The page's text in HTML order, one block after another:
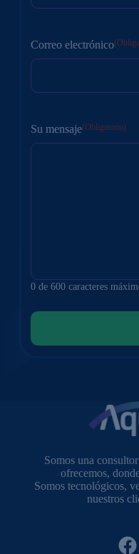
lugar
Correo electrónico
Su mensaje(Obligatorio)
0 de 600 caracteres
Somos una
ofrecemos,
Somos tecnológicos,
nuestros